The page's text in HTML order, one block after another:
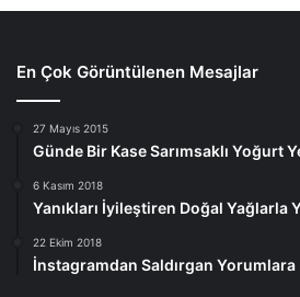
En Çok Görüntülenen Mesajlar
27 Mayıs 2015
Günde Bir Kase Sarımsaklı Yoğurt
6 Kasım 2018
Yanıkları İyileştiren Doğal Yağlarla
22 Ekim 2018
İnstagramdan Saldırgan Yorumlara